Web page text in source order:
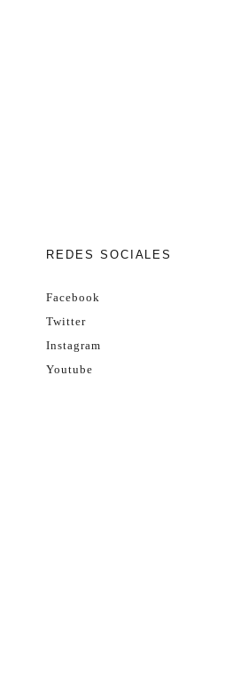
REDES SOCIALES
Facebook
Twitter
Instagram
Youtube